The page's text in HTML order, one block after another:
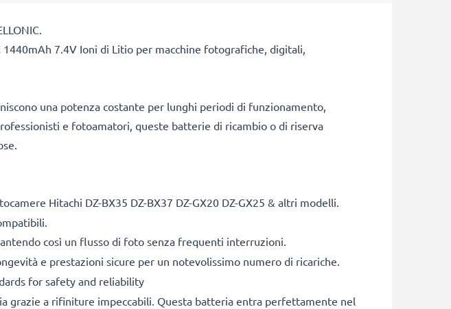
7.4V Ioni di Litio per macchine fotografiche, digitali,
una potenza costante per lunghi periodi di funzionamento,
e fotoamatori, queste batterie di ricambio o di riserva
Hitachi DZ-BX35 DZ-BX37 DZ-GX20 DZ-GX25 & altri modelli.
così un flusso di foto senza frequenti interruzioni.
e prestazioni sicure per un notevolissimo numero di ricariche.
for safety and reliability
grazie a rifiniture impeccabili. Questa batteria entra perfettamente nel